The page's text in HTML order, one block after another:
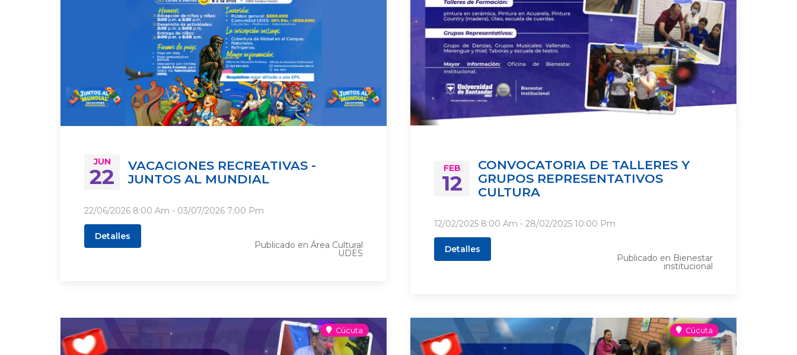
JUN
22
VACACIONES RECREATIVAS -
JUNTOS AL MUNDIAL
22/06/2026 8:00 Am - 03/07/2026 7:00 Pm
Detalles
Publicado en Área Cultural
UDES
FEB
12
CONVOCATORIA DE TALLERES Y
GRUPOS REPRESENTATIVOS
CULTURA
12/02/2025 8:00 Am - 28/02/2025 10:00 Pm
Detalles
Publicado en Bienestar
institucional
Cúcuta Cúcuta